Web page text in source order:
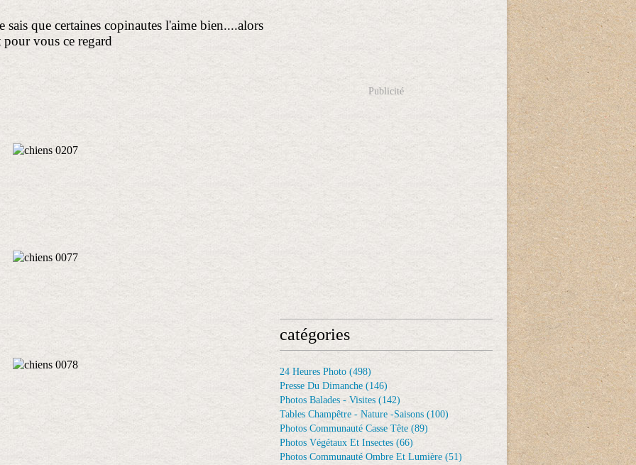
sais que certaines copinautes l'aime bien....alors
pour vous ce regard
Publicité
catégories
24 Heures Photo (498)
Presse Du Dimanche (146)
Photos Balades - Visites (142)
Tables Champêtre - Nature -saisons (100)
Photos Communauté Casse Tête (89)
Photos Végétaux Et Insectes (66)
Photos Communauté Ombre Et Lumière (51)